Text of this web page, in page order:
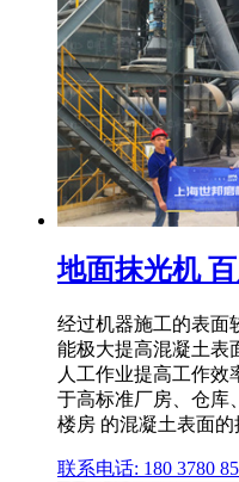
地面抹光机
经过机器施工的表面
能极大提高混凝土表
人工作业提高工作效
于高标准厂房、仓库
楼房 的混凝土表面的
联系电话: 180 3780